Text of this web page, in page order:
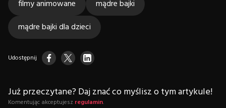
filmy animowane
mądre bajki
mądre bajki dla dzieci
Udostępnij
Już przeczytane? Daj znać co myślisz o tym artykule!
Komentując akceptujesz regulamin.